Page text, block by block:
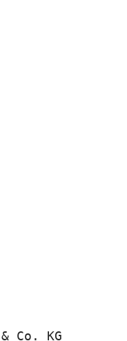
Co. KG